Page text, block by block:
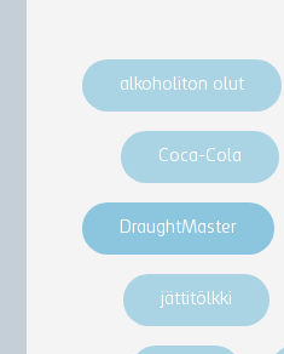
alkoholiton olut
Coca-Cola
DraughtMaster
jättitölkki